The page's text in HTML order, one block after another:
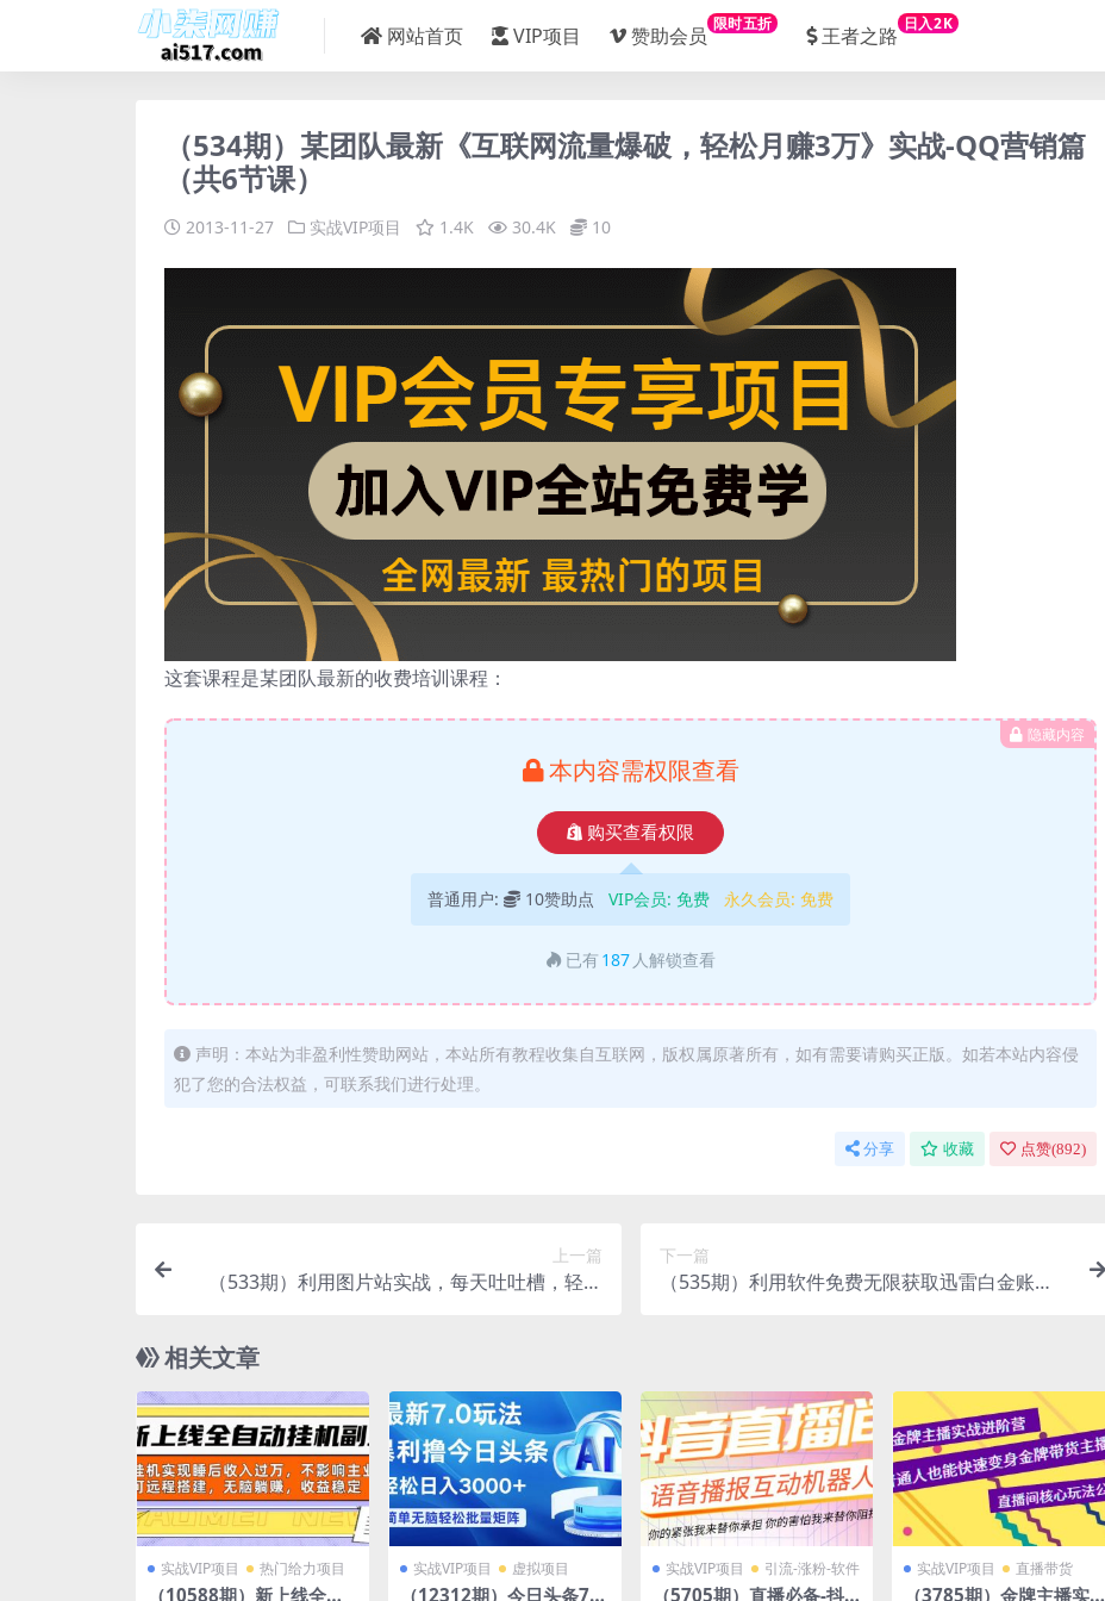
网站首页 VIP项目 赞助会员 限时五折 王者之路 日入2K
（534期）某团队最新《互联网流量爆破，轻松月赚3万》实战-QQ营销篇
（共6节课）
2013-11-27 实战VIP项目 1.4K 30.4K 10
这套课程是某团队最新的收费培训课程：
隐藏内容
本内容需权限查看
购买查看权限
普通用户: 10赞助点 VIP会员: 免费 永久会员: 免费
已有 187 人解锁查看
声明：本站为非盈利性赞助网站，本站所有教程收集自互联网，版权属原著所有，如有需要请购买正版。如若本站内容侵
犯了您的合法权益，可联系我们进行处理。
分享 收藏 点赞(892)
上一篇
（533期）利用图片站实战，每天吐吐槽，轻松
下一篇
（535期）利用软件免费无限获取迅雷白金账
相关文章
实战VIP项目 热门给力项目
（10588期）新上线全自
实战VIP项目 虚拟项目
（12312期）今日头条7.0
实战VIP项目 引流-涨粉-软件
（5705期）直播必备-抖
实战VIP项目 直播带货
（3785期）金牌主播实战